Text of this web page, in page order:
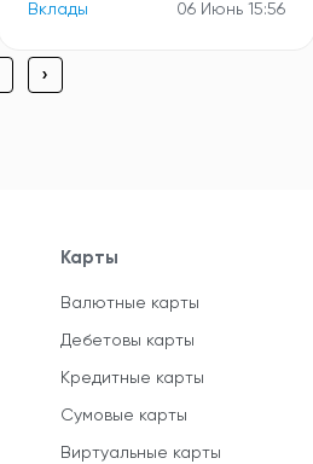
Вклады 06 Июнь 15:56
›
Карты
Валютные карты
Дебетовы карты
Кредитные карты
Сумовые карты
Виртуальные карты